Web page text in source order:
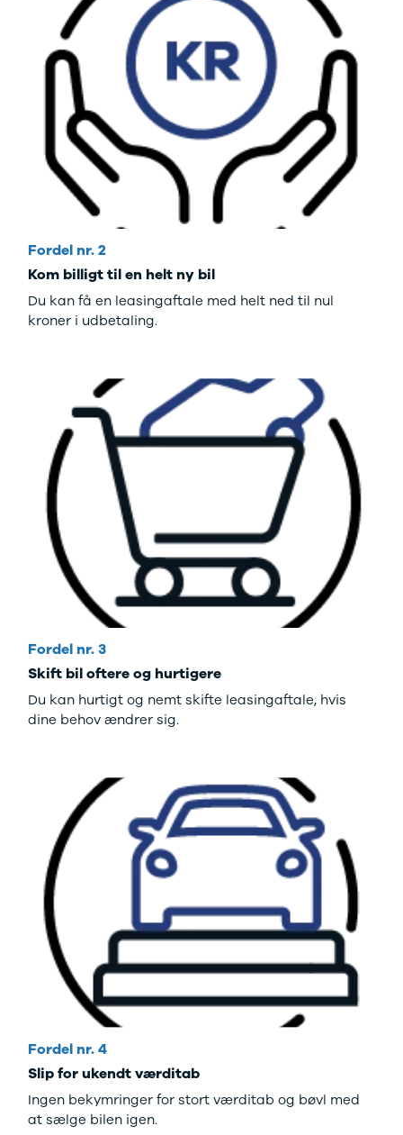
Fordel nr. 2
Kom billigt til en helt ny bil
Du kan få en leasingaftale med helt ned til nul
kroner i udbetaling.
Fordel nr. 3
Skift bil oftere og hurtigere
Du kan hurtigt og nemt skifte leasingaftale, hvis
dine behov ændrer sig.
Fordel nr. 4
Slip for ukendt værditab
Ingen bekymringer for stort værditab og bøvl med
at sælge bilen igen.